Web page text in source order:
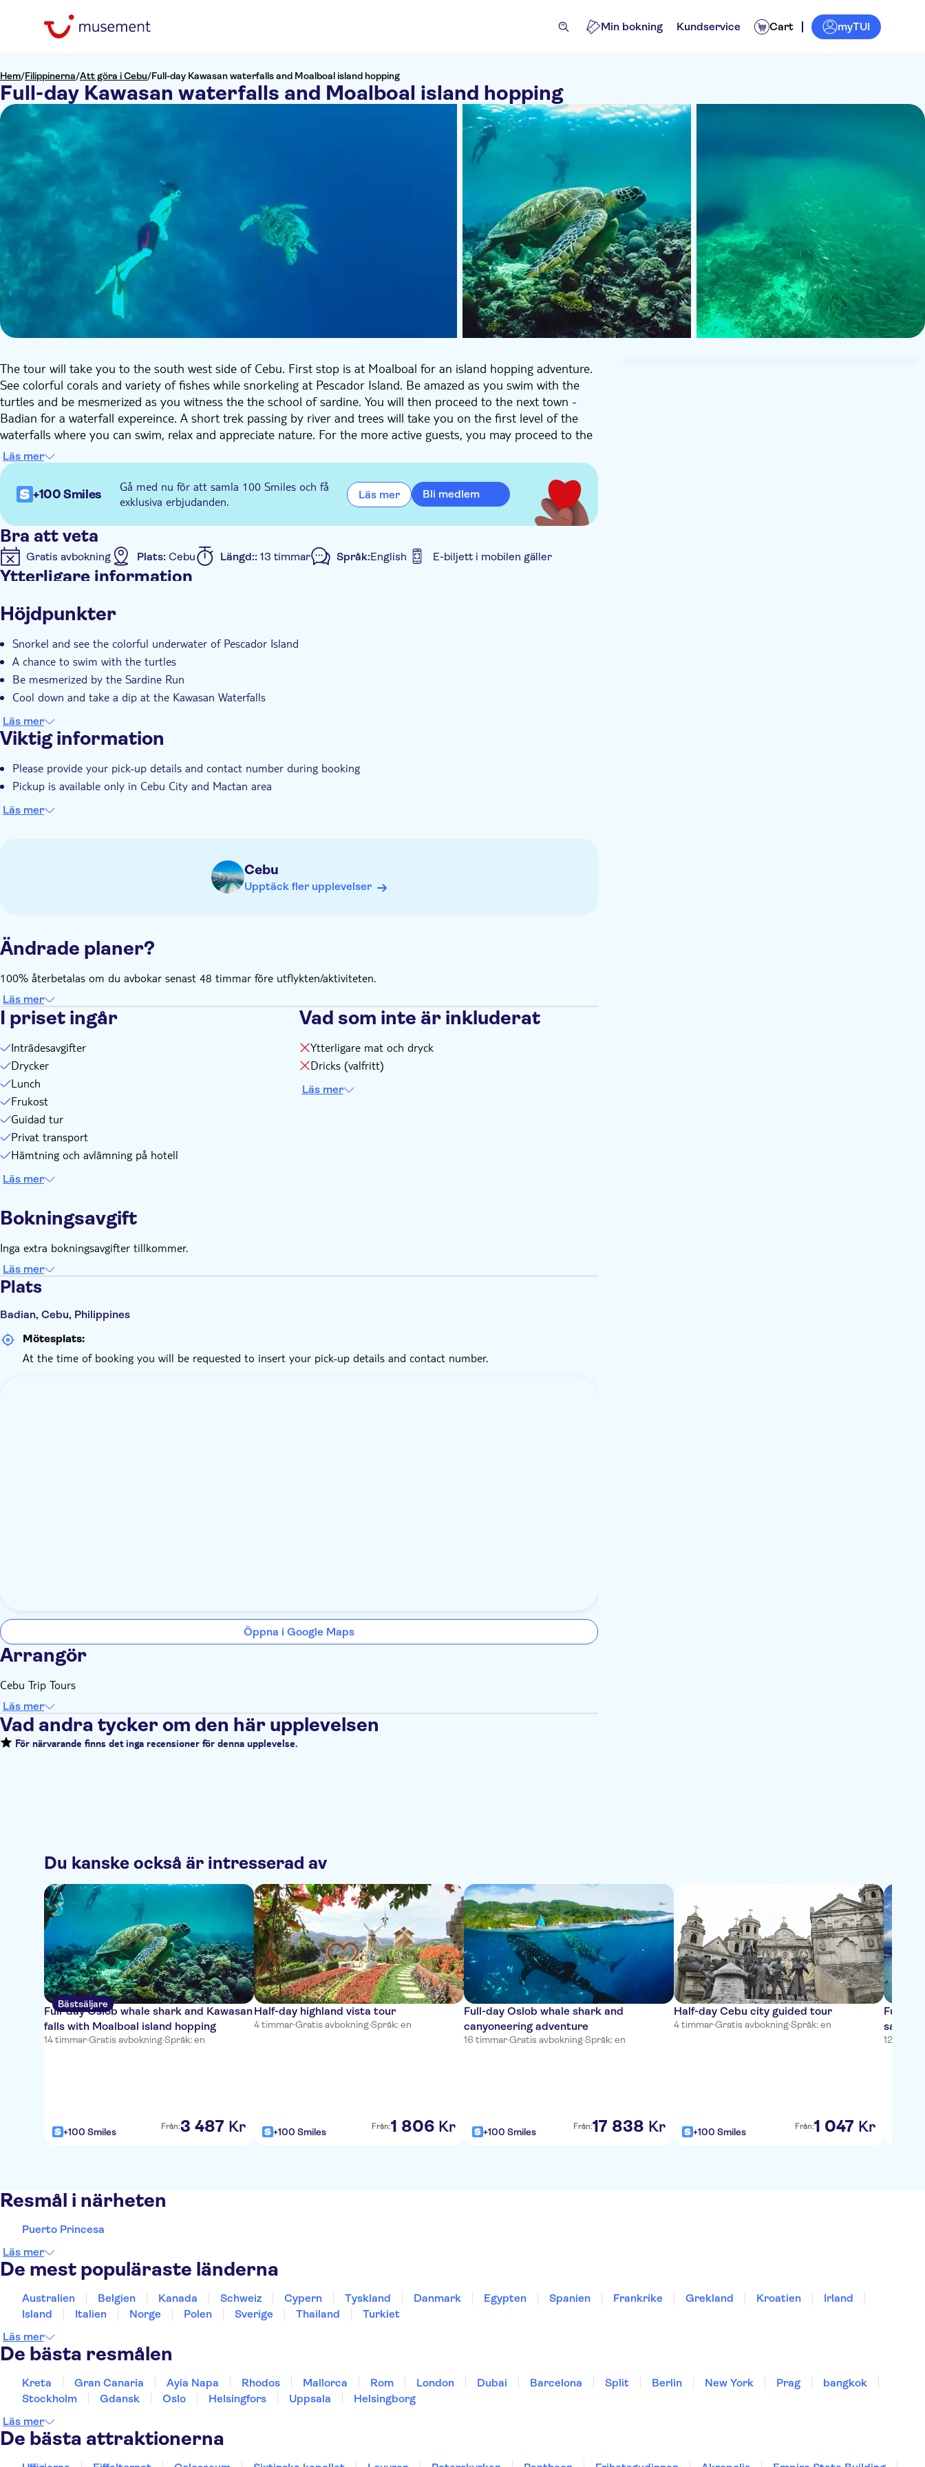
Min bokning Kundservice Cart myTUI
Hem/Filippinerna/Att göra i Cebu/Full-day Kawasan waterfalls and Moalboal island hopping
Full-day Kawasan waterfalls and Moalboal island hopping
The tour will take you to the south west side of Cebu. First stop is at Moalboal for an island hopping adventure.
See colorful corals and variety of fishes while snorkeling at Pescador Island. Be amazed as you swim with the
turtles and be mesmerized as you witness the the school of sardine. You will then proceed to the next town -
Badian for a waterfall expereince. A short trek passing by river and trees will take you on the first level of the
waterfalls where you can swim, relax and appreciate nature. For the more active guests, you may proceed to the
second level of the falls for a more challenging hike and picturesque view.
Lunch wil be served at a lacal restarant by the waterfalls.
Läs mer
+100 Smiles
Gå med nu för att samla 100 Smiles och få
exklusiva erbjudanden.
Läs mer Bli medlem
Bra att veta
Gratis avbokning Plats: Cebu Längd:: 13 timmar Språk:English E-biljett i mobilen gäller
Ytterligare information
Private group
Transport från hotellet
Höjdpunkter
Snorkel and see the colorful underwater of Pescador Island
A chance to swim with the turtles
Be mesmerized by the Sardine Run
Cool down and take a dip at the Kawasan Waterfalls
Läs mer
Viktig information
Please provide your pick-up details and contact number during booking
Pickup is available only in Cebu City and Mactan area
Läs mer
Cebu
Upptäck fler upplevelser
Ändrade planer?
100% återbetalas om du avbokar senast 48 timmar före utflykten/aktiviteten.
Läs mer
I priset ingår
Inträdesavgifter
Drycker
Lunch
Frukost
Guidad tur
Privat transport
Hämtning och avlämning på hotell
Läs mer
Vad som inte är inkluderat
Ytterligare mat och dryck
Dricks (valfritt)
Läs mer
Bokningsavgift
Inga extra bokningsavgifter tillkommer.
Läs mer
Plats
Badian, Cebu, Philippines
Mötesplats:
At the time of booking you will be requested to insert your pick-up details and contact number.
Öppna i Google Maps
Arrangör
Cebu Trip Tours
Läs mer
Vad andra tycker om den här upplevelsen
För närvarande finns det inga recensioner för denna upplevelse.
Du kanske också är intresserad av
Bästsäljare
Full-day Oslob whale shark and Kawasan
falls with Moalboal island hopping
14 timmar·Gratis avbokning·Språk: en
+100 Smiles Från:3 487 Kr
Half-day highland vista tour
4 timmar·Gratis avbokning·Språk: en
+100 Smiles Från:1 806 Kr
Full-day Oslob whale shark and
canyoneering adventure
16 timmar·Gratis avbokning·Språk: en
+100 Smiles Från:17 838 Kr
Half-day Cebu city guided tour
4 timmar·Gratis avbokning·Språk: en
+100 Smiles Från:1 047 Kr
Full-
12
Resmål i närheten
Puerto Princesa
Läs mer
De mest populäraste länderna
Australien Belgien Kanada Schweiz Cypern Tyskland Danmark Egypten Spanien Frankrike Grekland Kroatien
Irland
Island
Italien Norge Polen Sverige Thailand
Turkiet
Läs mer
De bästa resmålen
Kreta Gran Canaria Ayia Napa Rhodos Mallorca Rom London Dubai Barcelona Split Berlin New York Prag
bangkok
Stockholm
Gdansk Oslo Helsingfors Uppsala
Helsingborg
Läs mer
De bästa attraktionerna